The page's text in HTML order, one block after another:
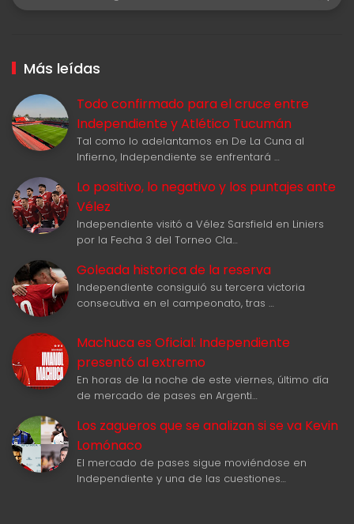
Más leídas
Todo confirmado para el cruce entre
Independiente y Atlético Tucumán
Tal como lo adelantamos en De La Cuna al
Infierno, Independiente se enfrentará …
Lo positivo, lo negativo y los puntajes ante
Vélez
Independiente visitó a Vélez Sarsfield en Liniers
por la Fecha 3 del Torneo Cla…
Goleada historica de la reserva
Independiente consiguió su tercera victoria
consecutiva en el campeonato, tras …
Machuca es Oficial: Independiente
presentó al extremo
En horas de la noche de este viernes, último día
de mercado de pases en Argenti…
Los zagueros que se analizan si se va Kevin
Lomónaco
El mercado de pases sigue moviéndose en
Independiente y una de las cuestiones…